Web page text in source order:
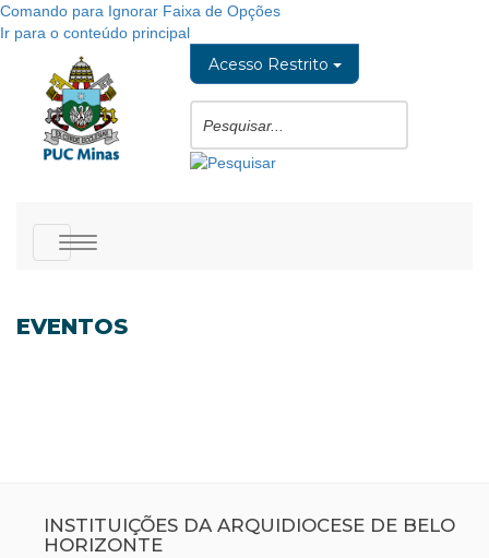
Comando para Ignorar Faixa de Opções
Ir para o conteúdo principal
Acesso Restrito
Toggle
navigation
EVENTOS
INSTITUIÇÕES DA ARQUIDIOCESE DE BELO
HORIZONTE